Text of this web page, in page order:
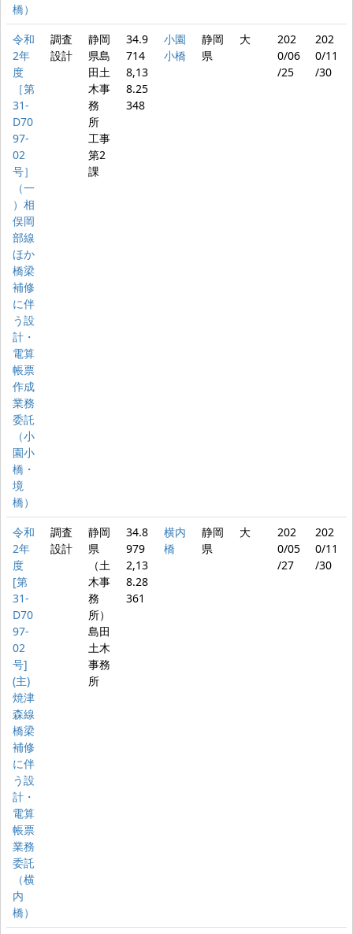
橋）
令和
2年
度
［第
31-
D70
97-
02
号］
（一
）相
俣岡
部線
ほか
橋梁
補修
に伴
う設
計・
電算
帳票
作成
業務
委託
（小
園小
橋・
境
橋）
調査
設計
静岡
県島
田土
木事
務
所
工事
第2
課
34.9
714
8,13
8.25
348
小園
小橋
静岡
県
大
202
0/06
/25
202
0/11
/30
令和
2年
度
[第
31-
D70
97-
02
号]
(主)
焼津
森線
橋梁
補修
に伴
う設
計・
電算
帳票
業務
委託
（横
内
橋）
調査
設計
静岡
県
（土
木事
務
所）
島田
土木
事務
所
34.8
979
2,13
8.28
361
横内
橋
静岡
県
大
202
0/05
/27
202
0/11
/30